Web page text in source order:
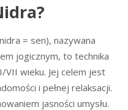
= sen), nazywana
jogicznym, to technika
VII wieku. Jej celem jest
i pełnej relaksacji.
jasności umysłu.